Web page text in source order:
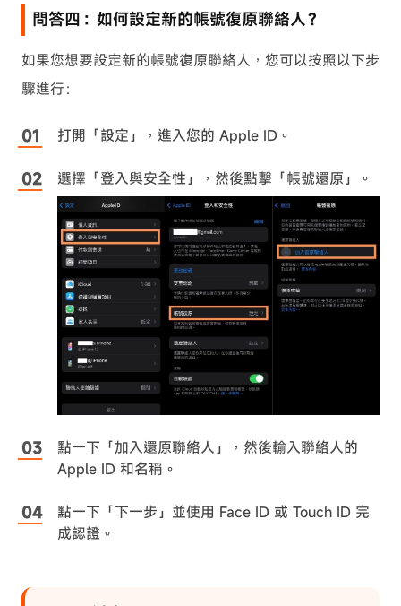
問答四：如何設定新的帳號復原聯絡人？
如果您想要設定新的帳號復原聯絡人，您可以按照以下步
驟進行：
打開「設定」，進入您的 Apple ID。
選擇「登入與安全性」，然後點擊「帳號還原」。
點一下「加入還原聯絡人」，然後輸入聯絡人的
Apple ID 和名稱。
點一下「下一步」並使用 Face ID 或 Touch ID 完
成認證。